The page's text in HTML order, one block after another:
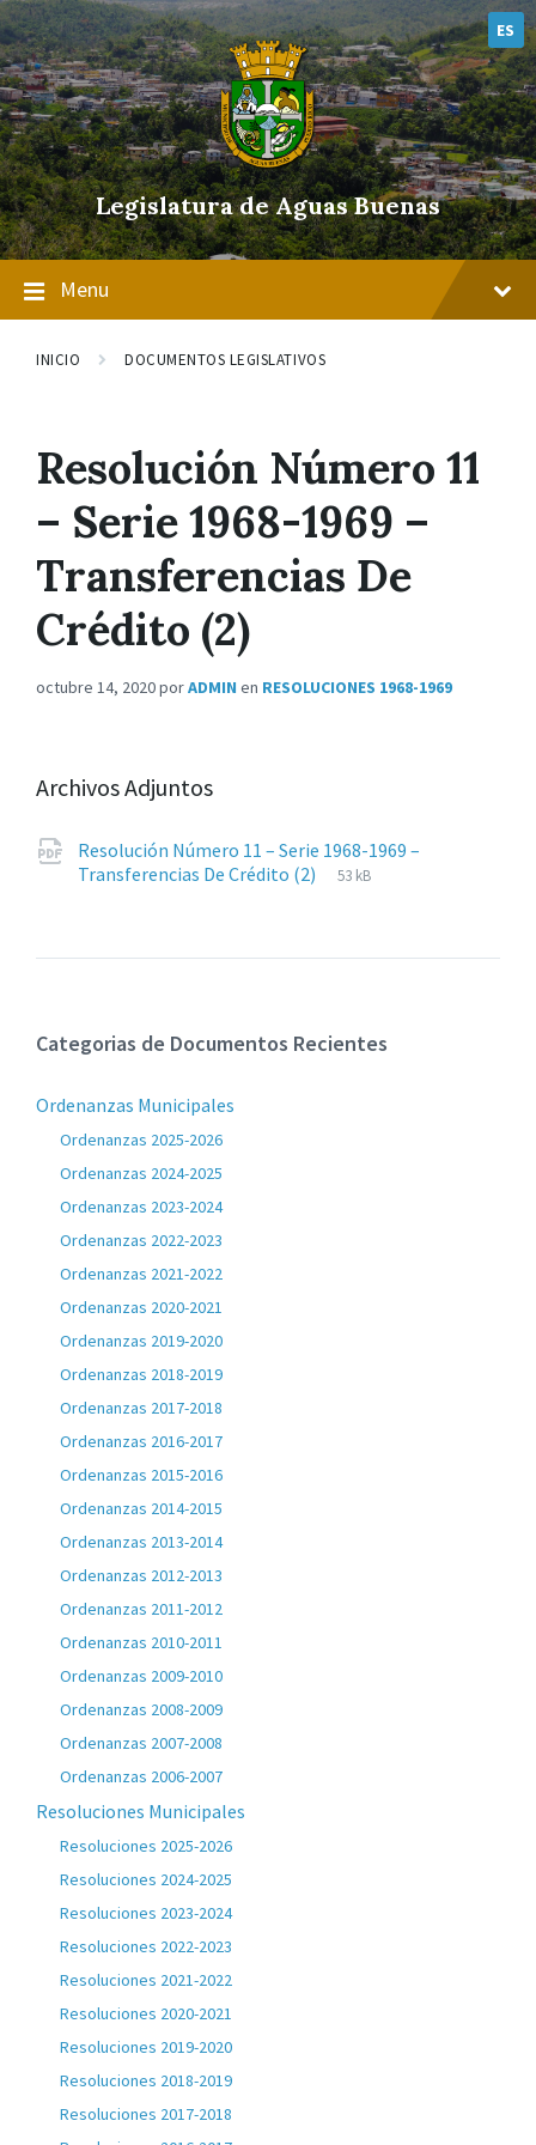
Skip
to
content
Skip
to
main
navigation
Skip
to
footer
ES
Legislatura de Aguas Buenas
Menu
INICIO DOCUMENTOS LEGISLATIVOS
Resolución Número 11
– Serie 1968-1969 –
Transferencias De
Crédito (2)
octubre 14, 2020porADMIN en RESOLUCIONES 1968-1969
Archivos Adjuntos
Resolución Número 11 – Serie 1968-1969 –
Transferencias De Crédito (2)
Extensiones
pdf
Tamaño
53 kB
Categorias de Documentos Recientes
Ordenanzas Municipales
Ordenanzas 2025-2026
Ordenanzas 2024-2025
Ordenanzas 2023-2024
Ordenanzas 2022-2023
Ordenanzas 2021-2022
Ordenanzas 2020-2021
Ordenanzas 2019-2020
Ordenanzas 2018-2019
Ordenanzas 2017-2018
Ordenanzas 2016-2017
Ordenanzas 2015-2016
Ordenanzas 2014-2015
Ordenanzas 2013-2014
Ordenanzas 2012-2013
Ordenanzas 2011-2012
Ordenanzas 2010-2011
Ordenanzas 2009-2010
Ordenanzas 2008-2009
Ordenanzas 2007-2008
Ordenanzas 2006-2007
Resoluciones Municipales
Resoluciones 2025-2026
Resoluciones 2024-2025
Resoluciones 2023-2024
Resoluciones 2022-2023
Resoluciones 2021-2022
Resoluciones 2020-2021
Resoluciones 2019-2020
Resoluciones 2018-2019
Resoluciones 2017-2018